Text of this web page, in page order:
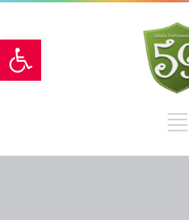
Otwórz pasek narzędzi